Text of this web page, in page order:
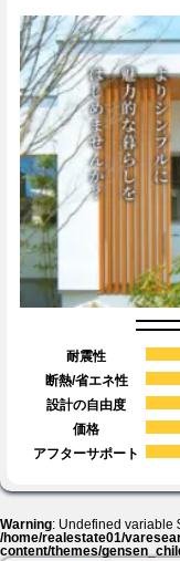
耐震性
断熱/省エネ性
設計の自由度
価格
アフターサポート
Warning: Undefined variable
/home/realestate01/
content/themes/